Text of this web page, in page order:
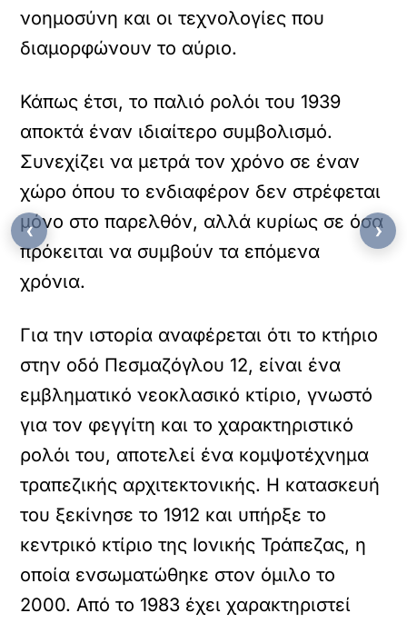
νοημοσύνη και οι τεχνολογίες που
διαμορφώνουν το αύριο.
Κάπως έτσι, το παλιό ρολόι του 1939
αποκτά έναν ιδιαίτερο συμβολισμό.
Συνεχίζει να μετρά τον χρόνο σε έναν
χώρο όπου το ενδιαφέρον δεν στρέφεται
μόνο στο παρελθόν, αλλά κυρίως σε όσα
πρόκειται να συμβούν τα επόμενα
χρόνια.
Για την ιστορία αναφέρεται ότι το κτήριο
στην οδό Πεσμαζόγλου 12, είναι ένα
εμβληματικό νεοκλασικό κτίριο, γνωστό
για τον φεγγίτη και το χαρακτηριστικό
ρολόι του, αποτελεί ένα κομψοτέχνημα
τραπεζικής αρχιτεκτονικής. Η κατασκευή
του ξεκίνησε το 1912 και υπήρξε το
κεντρικό κτίριο της Ιονικής Τράπεζας, η
οποία ενσωματώθηκε στον όμιλο το
2000. Από το 1983 έχει χαρακτηριστεί
‹ ›